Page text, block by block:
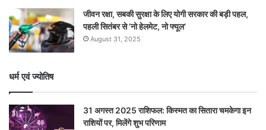
जीवन रक्षा, सबकी सुरक्षा के लिए योगी सरकार की बड़ी पहल,
पहली सितंबर से ‘नो हेलमेट, नो फ्यूल’
August 31, 2025
धर्म एवं ज्योतिष
31 अगस्त 2025 राशिफल: किस्मत का सितारा चमकेगा इन
राशियों पर, मिलेंगे शुभ परिणाम